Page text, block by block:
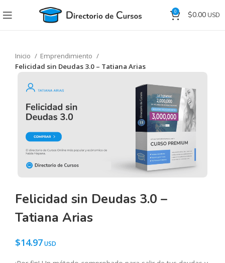
0 $0.00
Inicio
Emprendimiento
Felicidad sin Deudas 3.0 – Tatiana Arias
Felicidad sin Deudas 3.0 –
Tatiana Arias
$14.97